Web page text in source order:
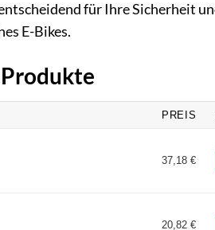
für Ihre Sicherheit
E-Bikes.
PREIS
37,18 €
20,82 €